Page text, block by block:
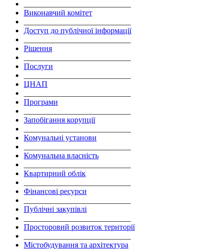
Виконавчий комітет
Доступ до публічної інформації
Рішення
Послуги
ЦНАП
Програми
Запобігання корупції
Комунальні установи
Комунальна власність
Квартирний облік
Фінансові ресурси
Публічні закупівлі
Просторовий розвиток території
Містобудування та архітектура